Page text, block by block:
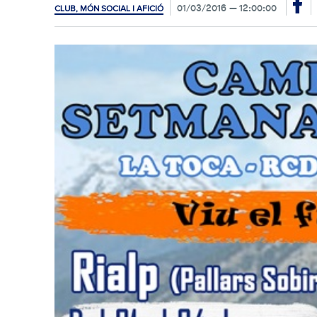
CLUB, MÓN SOCIAL I AFICIÓ 01/03/2016 12:00:00